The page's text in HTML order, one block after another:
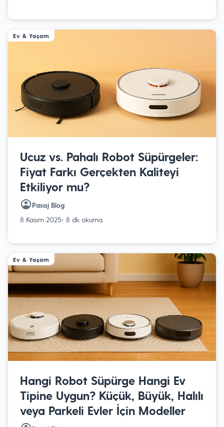
Ev & Yaşam
Ucuz vs. Pahalı Robot Süpürgeler:
Fiyat Farkı Gerçekten Kaliteyi
Etkiliyor mu?
Pasaj Blog
8 Kasım 2025- 8 dk okuma
Ev & Yaşam
Hangi Robot Süpürge Hangi Ev
Tipine Uygun? Küçük, Büyük, Halılı
veya Parkeli Evler İçin Modeller